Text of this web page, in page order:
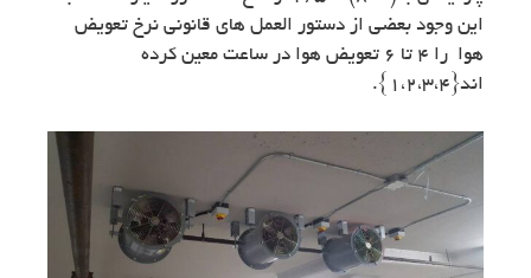
این وجود بعضی از دستور العمل های قانونی نرخ تعویض
هوا را ۴ تا ۶ تعویض هوا در ساعت معین کرده
اند{۱،۲،۳،۴}.